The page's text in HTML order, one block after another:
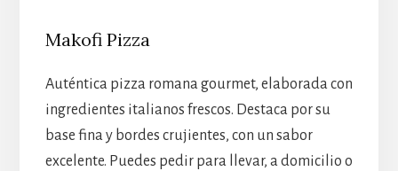
Makofi Pizza
Auténtica pizza romana gourmet, elaborada con
ingredientes italianos frescos. Destaca por su
base fina y bordes crujientes, con un sabor
excelente. Puedes pedir para llevar, a domicilio o